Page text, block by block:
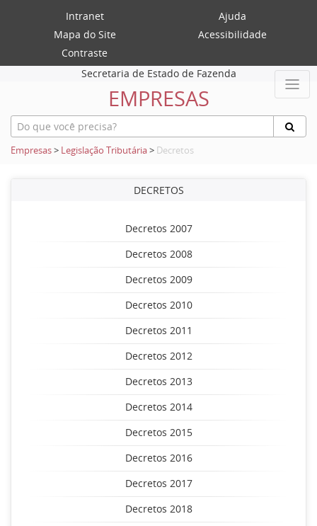
Intranet
Ajuda
Mapa do Site
Acessibilidade
Contraste
Secretaria de Estado de Fazenda
EMPRESAS
Empresas> Legislação Tributária> Decretos
DECRETOS
Decretos 2007
Decretos 2008
Decretos 2009
Decretos 2010
Decretos 2011
Decretos 2012
Decretos 2013
Decretos 2014
Decretos 2015
Decretos 2016
Decretos 2017
Decretos 2018